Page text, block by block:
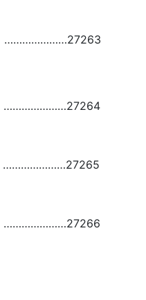
…………………27263
…………………27264
…………………27265
…………………27266